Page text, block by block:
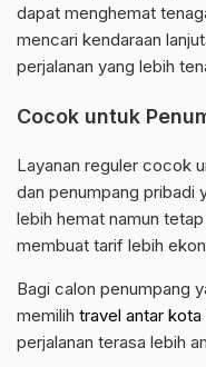
dapat menghemat
mencari kendaraan
perjalanan yang lebih
Cocok untuk
Layanan reguler cocok
dan penumpang pribadi
lebih hemat namun
membuat tarif lebih
Bagi calon penumpang
memilih travel antar
perjalanan terasa lebih